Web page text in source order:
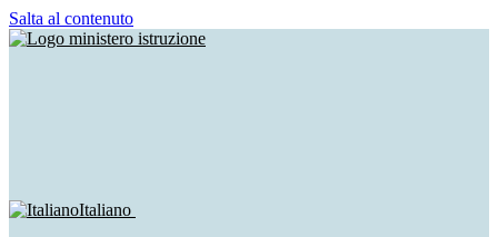
Salta al contenuto
Italiano